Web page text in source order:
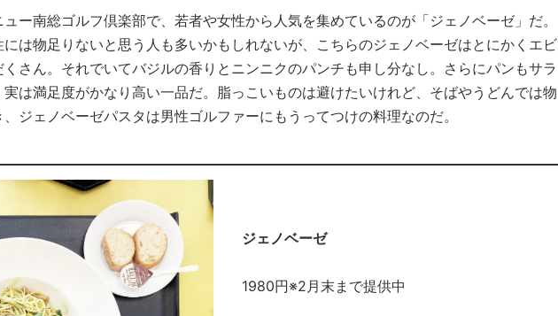
ー南総ゴルフ倶楽部で、若者や女性から人気を集めているのが「ジェノベーゼ」だ。
は物足りないと思う人も多いかもしれないが、こちらのジェノベーゼはとにかくエビ
さん。それでいてバジルの香りとニンニクのパンチも申し分なし。さらにパンもサラ
は満足度がかなり高い一品だ。脂っこいものは避けたいけれど、そばやうどんでは物
ジェノベーゼパスタは男性ゴルファーにもうってつけの料理なのだ。
ジェノベーゼ
1980円※2月末まで提供中